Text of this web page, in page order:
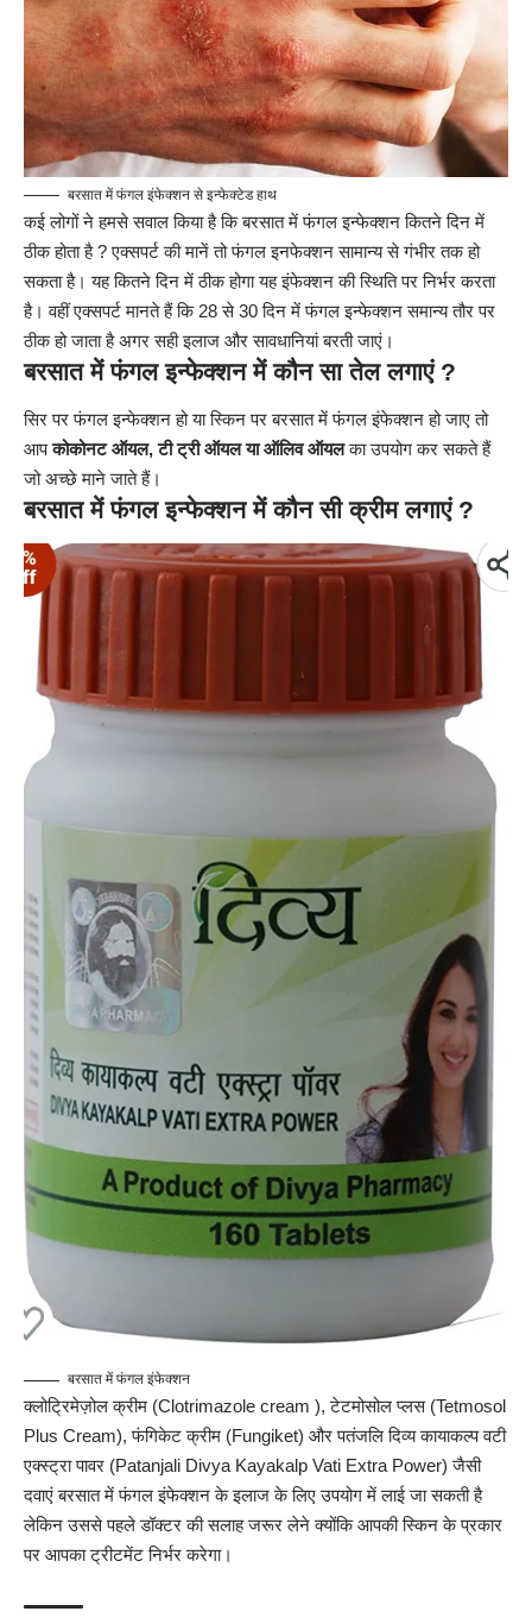
बरसात में फंगल इंफेक्शन से इन्फेक्टेड हाथ
कई लोगों ने हमसे सवाल किया है कि बरसात में फंगल इन्फेक्शन कितने दिन में
ठीक होता है ? एक्सपर्ट की मानें तो फंगल इनफेक्शन सामान्य से गंभीर तक हो
सकता है। यह कितने दिन में ठीक होगा यह इंफेक्शन की स्थिति पर निर्भर करता
है। वहीं एक्सपर्ट मानते हैं कि 28 से 30 दिन में फंगल इन्फेक्शन समान्य तौर पर
ठीक हो जाता है अगर सही इलाज और सावधानियां बरती जाएं।
बरसात में फंगल इन्फेक्शन में कौन सा तेल लगाएं ?
सिर पर फंगल इन्फेक्शन हो या स्किन पर बरसात में फंगल इंफेक्शन हो जाए तो
आपकोकोनट ऑयल, टी ट्री ऑयल या ऑलिव ऑयलका उपयोग कर सकते हैं
जो अच्छे माने जाते हैं।
बरसात में फंगल इन्फेक्शन में कौन सी क्रीम लगाएं ?
बरसात में फंगल इंफेक्शन
क्लोट्रिमेज़ोल क्रीम (Clotrimazole cream ), टेटमोसोल प्लस (Tetmosol
Plus Cream), फंगि‌केट क्रीम (Fungiket) और पतंजलि दिव्य कायाकल्प वटी
एक्स्ट्रा पावर (Patanjali Divya Kayakalp Vati Extra Power) जैसी
दवाएं बरसात में फंगल इंफेक्शन के इलाज के लिए उपयोग में लाई जा सकती है
लेकिन उससे पहले डॉक्टर की सलाह जरूर लेने क्योंकि आपकी स्किन के प्रकार
पर आपका ट्रीटमेंट निर्भर करेगा।